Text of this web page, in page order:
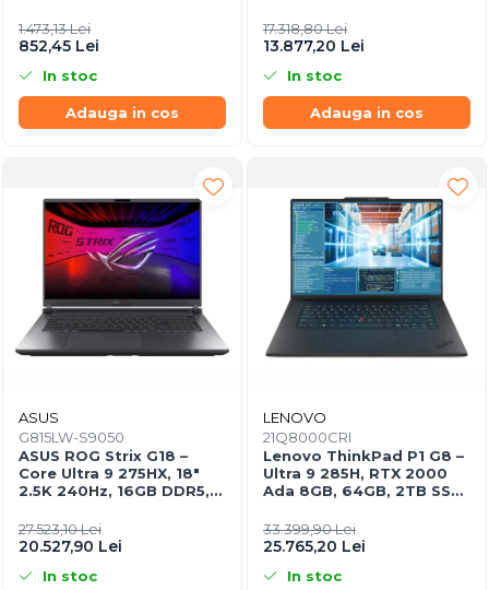
1.473,13 Lei
852,45 Lei
In stoc
Adauga in cos
LPDDR5X, 1TB SSD, W11P,
3Y, Nano Black
17.318,80 Lei
13.877,20 Lei
In stoc
Adauga in cos
ASUS
G815LW-S9050
ASUS ROG Strix G18 –
Core Ultra 9 275HX, 18"
2.5K 240Hz, 16GB DDR5,
NoOS, Eclipse Gray
27.523,10 Lei
20.527,90 Lei
In stoc
LENOVO
21Q8000CRI
Lenovo ThinkPad P1 G8 –
Ultra 9 285H, RTX 2000
Ada 8GB, 64GB, 2TB SSD,
Premier
33.399,90 Lei
25.765,20 Lei
In stoc